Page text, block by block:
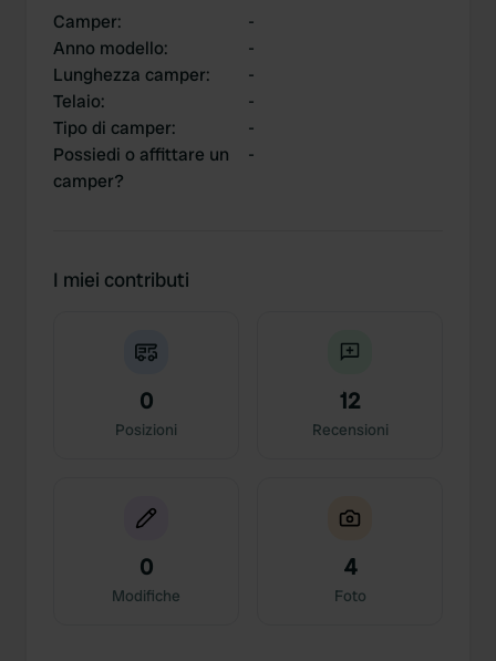
Camper:
-
Anno modello:
-
Lunghezza camper:
-
Telaio:
-
Tipo di camper:
-
Possiedi o affittare un
camper?
-
I miei contributi
0
Posizioni
12
Recensioni
0
Modifiche
4
Foto